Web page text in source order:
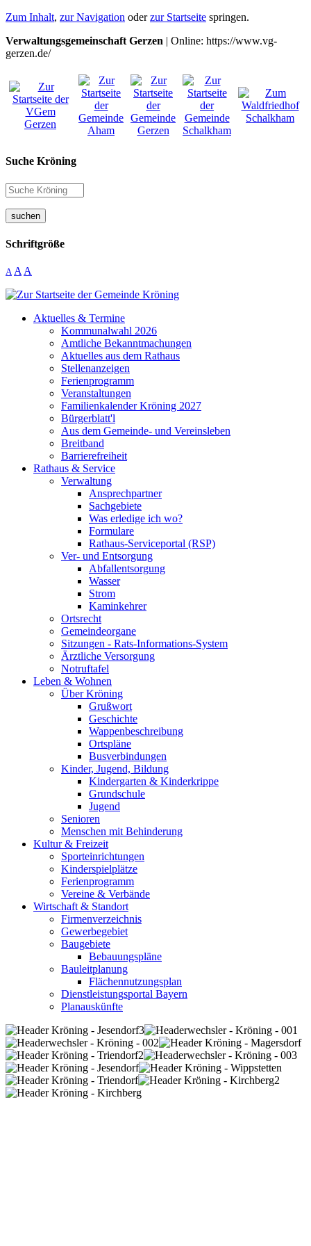
Zum Inhalt, zur Navigation oderzur Startseite springen.
Verwaltungsgemeinschaft Gerzen | Online: https://www.vg-
gerzen.de/
Suche Kröning
suchen
Schriftgröße
A A A
Aktuelles & Termine
Kommunalwahl 2026
Amtliche Bekanntmachungen
Aktuelles aus dem Rathaus
Stellenanzeigen
Ferienprogramm
Veranstaltungen
Familienkalender Kröning 2027
Bürgerblatt'l
Aus dem Gemeinde- und Vereinsleben
Breitband
Barrierefreiheit
Rathaus & Service
Verwaltung
Ansprechpartner
Sachgebiete
Was erledige ich wo?
Formulare
Rathaus-Serviceportal (RSP)
Ver- und Entsorgung
Abfallentsorgung
Wasser
Strom
Kaminkehrer
Ortsrecht
Gemeindeorgane
Sitzungen - Rats-Informations-System
Ärztliche Versorgung
Notruftafel
Leben & Wohnen
Über Kröning
Grußwort
Geschichte
Wappenbeschreibung
Ortspläne
Busverbindungen
Kinder, Jugend, Bildung
Kindergarten & Kinderkrippe
Grundschule
Jugend
Senioren
Menschen mit Behinderung
Kultur & Freizeit
Sporteinrichtungen
Kinderspielplätze
Ferienprogramm
Vereine & Verbände
Wirtschaft & Standort
Firmenverzeichnis
Gewerbegebiet
Baugebiete
Bebauungspläne
Bauleitplanung
Flächennutzungsplan
Dienstleistungsportal Bayern
Planauskünfte